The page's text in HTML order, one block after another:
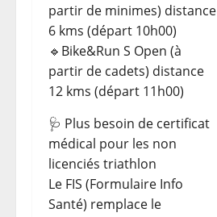
partir de minimes) distance
6 kms (départ 10h00)
🔹Bike&Run S Open (à
partir de cadets) distance
12 kms (départ 11h00)
🩺 Plus besoin de certificat
médical pour les non
licenciés triathlon
Le FIS (Formulaire Info
Santé) remplace le